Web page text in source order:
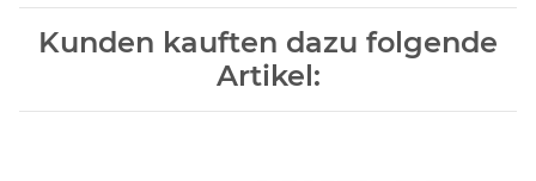
Kunden kauften dazu folgende
Artikel: